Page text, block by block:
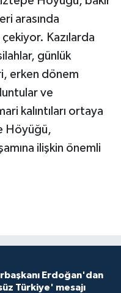
arasında
Kazılarda
günlük
erken dönem
ve
kalıntıları ortaya
Höyüğü,
ilişkin önemli
Erdoğan'dan
Türkiye' mesajı